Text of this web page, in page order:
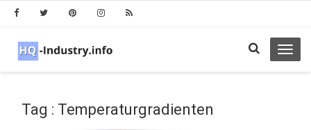
Tag : Temperaturgradienten